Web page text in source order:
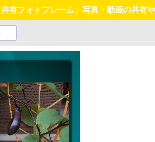
有フォトフレーム」写真・動画の共有